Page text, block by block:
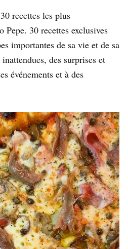
recettes les plus
Pepe. 30 recettes exclusives
importantes de sa vie et de sa
des surprises et
événements et à des